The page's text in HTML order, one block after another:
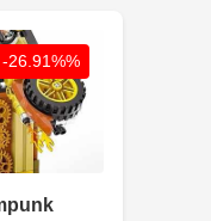
-26.91%%